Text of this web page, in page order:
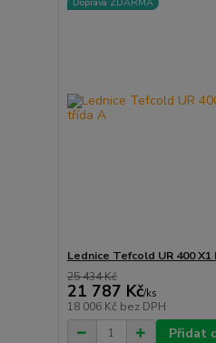
Lednice Tefcold UR 400
25 434 Kč
21 787 Kč/ks
18 006 Kč bez DPH
Přidat